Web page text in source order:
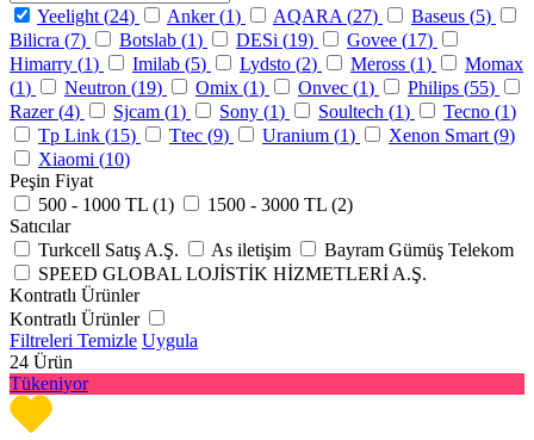
Yeelight (24) Anker (1) AQARA (27) Baseus (5)
Bilicra (7) Botslab (1) DESi (19) Govee (17)
Himarry (1) Imilab (5) Lydsto (2) Meross (1)
Momax
(1) Neutron (19) Omix (1) Onvec (1) Philips (55)
Razer (4) Sjcam (1) Sony (1) Soultech (1) Tecno (1)
Tp Link (15) Ttec (9) Uranium (1) Xenon Smart (9)
Xiaomi (10)
Peşin Fiyat
500 - 1000 TL (1) 1500 - 3000 TL (2)
Satıcılar
Turkcell Satış A.Ş.
As iletişim
Bayram Gümüş Telekom
SPEED GLOBAL LOJİSTİK HİZMETLERİ A.Ş.
Kontratlı Ürünler
Kontratlı Ürünler
Filtreleri Temizle Uygula
24 Ürün
Tükeniyor